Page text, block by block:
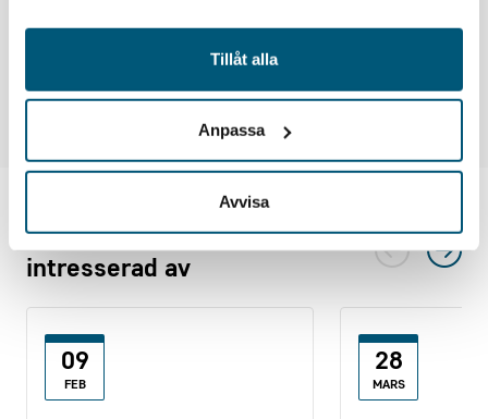
Tillåt alla
Anpassa
Avvisa
Varmt välkommen till en givande och värdefull dag!
Du kanske också är
intresserad av
09
FEB
28
MARS